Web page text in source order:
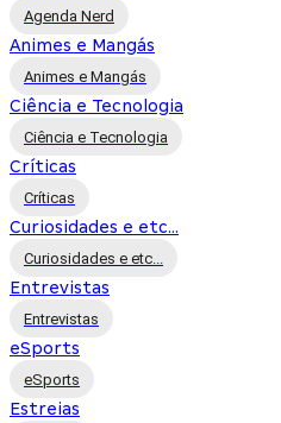
Agenda Nerd
Animes e Mangás
Animes e Mangás
Ciência e Tecnologia
Ciência e Tecnologia
Críticas
Críticas
Curiosidades e etc...
Curiosidades e etc...
Entrevistas
Entrevistas
eSports
eSports
Estreias